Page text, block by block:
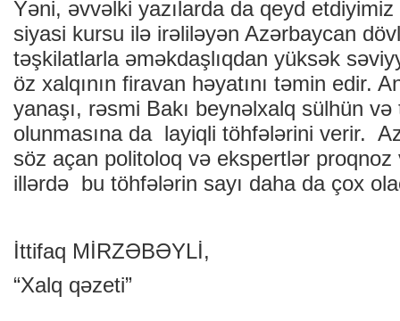
Yəni, əvvəlki yazılarda da qeyd
siyasi kursu ilə irəliləyən Azərbaycan
təşkilatlarla əməkdaşlıqdan yüksək
öz xalqının firavan həyatını təmin edir.
yanaşı, rəsmi Bakı beynəlxalq sülhün
olunmasına da layiqli töhfələrini verir.
söz açan politoloq və ekspertlər
illərdə bu töhfələrin sayı daha da çox
İttifaq MİRZƏBƏYLİ,
“Xalq qəzeti”